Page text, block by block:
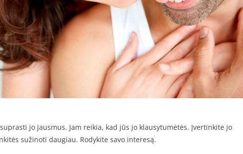
jo jausmus. Jam reikia, kad jūs jo klausytumėtės. Įvertinkite jo
sužinoti daugiau. Rodykite savo interesą.